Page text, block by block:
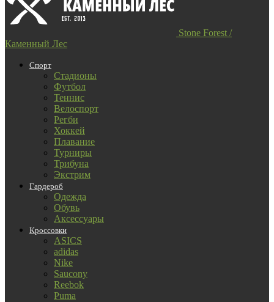
Stone Forest /
Каменный Лес
Спорт
Стадионы
Футбол
Теннис
Велоспорт
Регби
Хоккей
Плавание
Турниры
Трибуна
Экстрим
Гардероб
Одежда
Обувь
Аксессуары
Кроссовки
ASICS
adidas
Nike
Saucony
Reebok
Puma